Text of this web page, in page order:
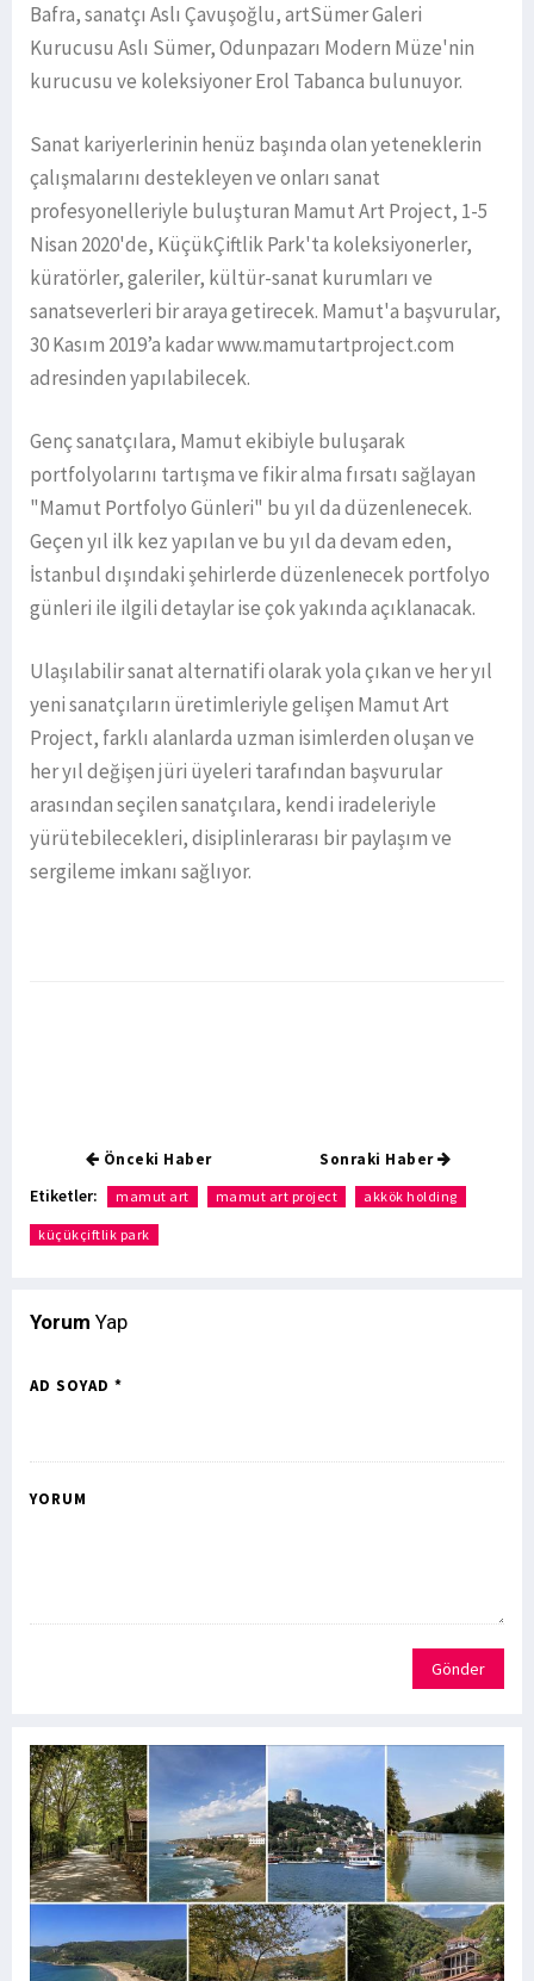
Bafra, sanatçı Aslı Çavuşoğlu, artSümer Galeri
Kurucusu Aslı Sümer, Odunpazarı Modern Müze'nin
kurucusu ve koleksiyoner Erol Tabanca bulunuyor.
Sanat kariyerlerinin henüz başında olan yeteneklerin
çalışmalarını destekleyen ve onları sanat
profesyonelleriyle buluşturan Mamut Art Project, 1-5
Nisan 2020'de, KüçükÇiftlik Park'ta koleksiyonerler,
küratörler, galeriler, kültür-sanat kurumları ve
sanatseverleri bir araya getirecek. Mamut'a başvurular,
30 Kasım 2019’a kadar www.mamutartproject.com
adresinden yapılabilecek.
Genç sanatçılara, Mamut ekibiyle buluşarak
portfolyolarını tartışma ve fikir alma fırsatı sağlayan
"Mamut Portfolyo Günleri" bu yıl da düzenlenecek.
Geçen yıl ilk kez yapılan ve bu yıl da devam eden,
İstanbul dışındaki şehirlerde düzenlenecek portfolyo
günleri ile ilgili detaylar ise çok yakında açıklanacak.
Ulaşılabilir sanat alternatifi olarak yola çıkan ve her yıl
yeni sanatçıların üretimleriyle gelişen Mamut Art
Project, farklı alanlarda uzman isimlerden oluşan ve
her yıl değişen jüri üyeleri tarafından başvurular
arasından seçilen sanatçılara, kendi iradeleriyle
yürütebilecekleri, disiplinlerarası bir paylaşım ve
sergileme imkanı sağlıyor.
Önceki Haber Sonraki Haber
Etiketler: mamut art mamut art project akkök holding
küçükçiftlik park
Yorum Yap
AD SOYAD *
YORUM
Gönder